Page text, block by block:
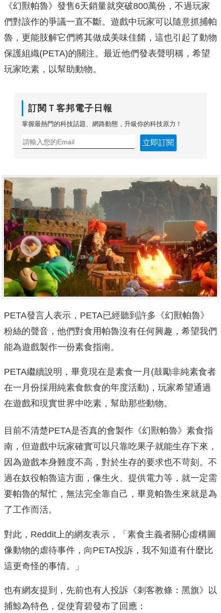
《幻獸帕魯》發售6天銷量就突破800萬份，不過玩家
們對該作的爭議一直不斷。遊戲中玩家可以隨意抓捕帕
魯，更能肢解它們將其做成美味佳餚，這也引起了動物
保護組織(PETA)的關注。最近他們發表聲明稱，希望
玩家吃素，以幫助動物。
訂閱Ｔ客邦電子日報
掌握最熱門的科技話題、網路動態，升級你的科技原力！
立即訂閱
PETA發言人表示，PETA已經聽到許多《幻獸帕魯》
粉絲的聲音，他們對食用帕魯沒有任何興趣，希望我們
能為遊戲製作一份素食指南。
PETA繼續說明，畢竟現在是素食一月(鼓勵非純素食者
在一月份採用純素食飲食的年度活動)，玩家希望通過
在遊戲和現實世界中吃素，幫助那些動物。
目前不清楚PETA是否真的會製作《幻獸帕魯》素食指
南，但遊戲中玩家確實可以只靠吃果子就能生存下來，
因為遊戲本身難度不高，對於生存的要求也不苛刻。不
過在奴役帕魯這方面，像生火、提供電力等，就一定需
要帕魯的幫忙，無法完全靠自己，畢竟帕魯生來就是為
了工作而活。
對此，Reddit上的網友表示，「素食主義者關心虛構圖
像動物的虐待事件，向PETA投訴，我不知道有什麼比
這更奇怪的事情。」
也有網友提到，先前也有人投訴《刺客教條：黑旗》以
捕鯨為特色，促使育碧發布了回應：